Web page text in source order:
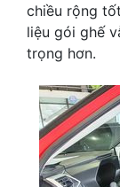
chiều rộng
liệu gói ghế
trọng hơn.